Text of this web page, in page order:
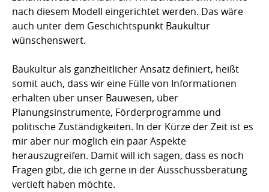
nach diesem Modell eingerichtet werden. Das wäre
auch unter dem Geschichtspunkt Baukultur
wünschenswert.
Baukultur als ganzheitlicher Ansatz definiert, heißt
somit auch, dass wir eine Fülle von Informationen
erhalten über unser Bauwesen, über
Planungsinstrumente, Förderprogramme und
politische Zuständigkeiten. In der Kürze der Zeit ist es
mir aber nur möglich ein paar Aspekte
herauszugreifen. Damit will ich sagen, dass es noch
Fragen gibt, die ich gerne in der Ausschussberatung
vertieft haben möchte.